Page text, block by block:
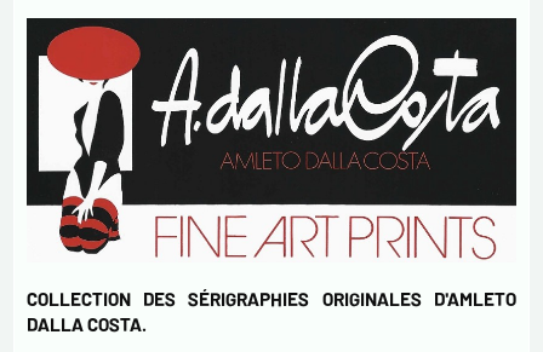
COLLECTION DES SÉRIGRAPHIES ORIGINALES D'AMLETO
DALLA COSTA.